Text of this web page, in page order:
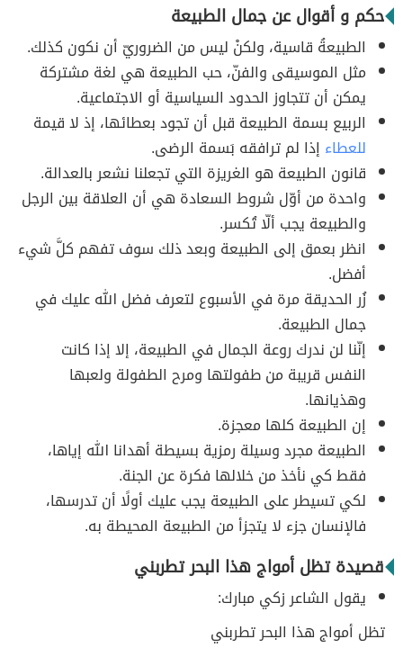
حكم و أقوال عن جمال الطبيعة
الطبيعةُ قاسية، ولكنْ ليس من الضروريّ أن نكون كذلك.
مثل الموسيقى والفنّ، حب الطبيعة هي لغة مشتركة
يمكن أن تتجاوز الحدود السياسية أو الاجتماعية.
الربيع بسمة الطبيعة قبل أن تجود بعطائها، إذ لا قيمة
للعطاء إذا لم ترافقه بَسمة الرضى.
قانون الطبيعة هو الغريزة التي تجعلنا نشعر بالعدالة.
واحدة من أوّل شروط السعادة هي أن العلاقة بين الرجل
والطبيعة يجب ألّا تُكسر.
انظر بعمق إلى الطبيعة وبعد ذلك سوف تفهم كلَّ شيء
أفضل.
زُر الحديقة مرة في الأسبوع لتعرف فضل الله عليك في
جمال الطبيعة.
إنّنا لن ندرك روعة الجمال في الطبيعة، إلا إذا كانت
النفس قريبة من طفولتها ومرح الطفولة ولعبها
وهذيانها.
إن الطبيعة كلها معجزة.
الطبيعة مجرد وسيلة رمزية بسيطة أهدانا الله إياها،
فقط كي نأخذ من خلالها فكرة عن الجنة.
لكي تسيطر على الطبيعة يجب عليك أولًا أن تدرسها،
فالإنسان جزء لا يتجزأ من الطبيعة المحيطة به.
قصيدة تظل أمواج هذا البحر تطربني
يقول الشاعر زكي مبارك:
تظل أمواج هذا البحر تطربني